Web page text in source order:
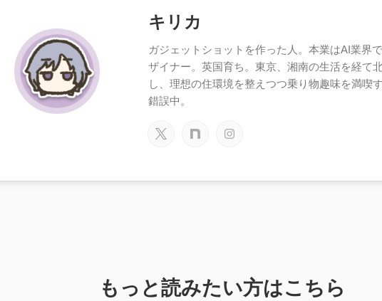
キリカ
ガジェットショットを作った人。本業はAI業界
ザイナー。英国育ち。東京、湘南の生活を経て
し、理想の住環境を整えつつ乗り物趣味を満喫
錯誤中。
もっと読みたい方はこちら